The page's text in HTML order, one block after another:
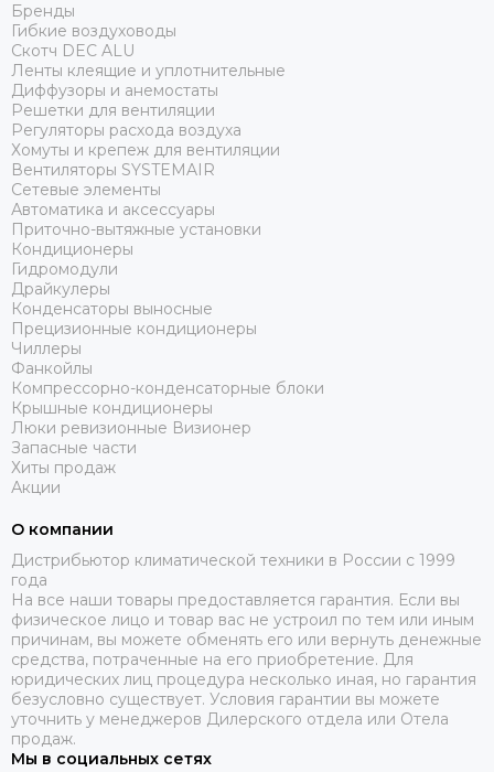
Бренды
Гибкие воздуховоды
Скотч DEC ALU
Ленты клеящие и уплотнительные
Диффузоры и анемостаты
Решетки для вентиляции
Регуляторы расхода воздуха
Хомуты и крепеж для вентиляции
Вентиляторы SYSTEMAIR
Сетевые элементы
Автоматика и аксессуары
Приточно-вытяжные установки
Кондиционеры
Гидромодули
Драйкулеры
Конденсаторы выносные
Прецизионные кондиционеры
Чиллеры
Фанкойлы
Компрессорно-конденсаторные блоки
Крышные кондиционеры
Люки ревизионные Визионер
Запасные части
Хиты продаж
Акции
О компании
Дистрибьютор климатической техники в России с 1999
года
На все наши товары предоставляется гарантия. Если вы
физическое лицо и товар вас не устроил по тем или иным
причинам, вы можете обменять его или вернуть денежные
средства, потраченные на его приобретение. Для
юридических лиц процедура несколько иная, но гарантия
безусловно существует. Условия гарантии вы можете
уточнить у менеджеров Дилерского отдела или Отела
продаж.
Мы в социальных сетях